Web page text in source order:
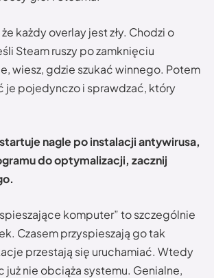
każdy overlay jest zły. Chodzi o
Steam ruszy po zamknięciu
wiesz, gdzie szukać winnego. Potem
je pojedynczo i sprawdzać, który
nagle po instalacji antywirusa,
do optymalizacji, zacznij
komputer” to szczególnie
Czasem przyspieszają go tak
przestają się uruchamiać. Wtedy
już nie obciąża systemu. Genialne,